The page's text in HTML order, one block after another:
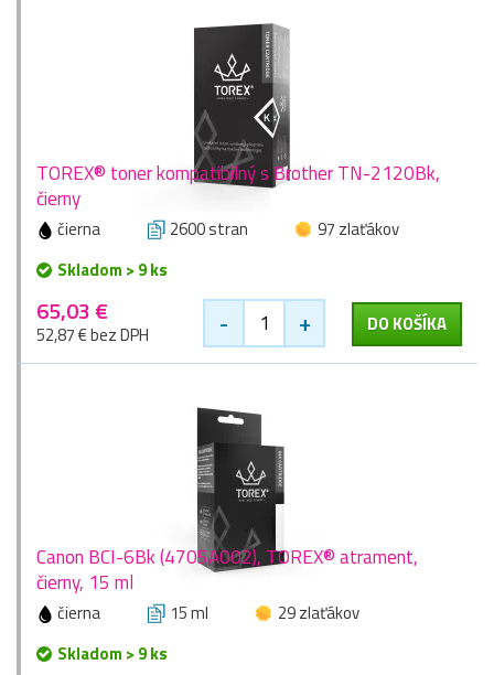
TOREX® toner kompatibilný s Brother TN-2120Bk,
čierny
čierna 2600 stran
97 zlaťákov
Skladom > 9 ks
65,03 €
52,87 € bez DPH - + DO KOŠÍKA
Canon BCI-6Bk (4705A002), TOREX® atrament,
čierny, 15 ml
čierna 15 ml
29 zlaťákov
Skladom > 9 ks